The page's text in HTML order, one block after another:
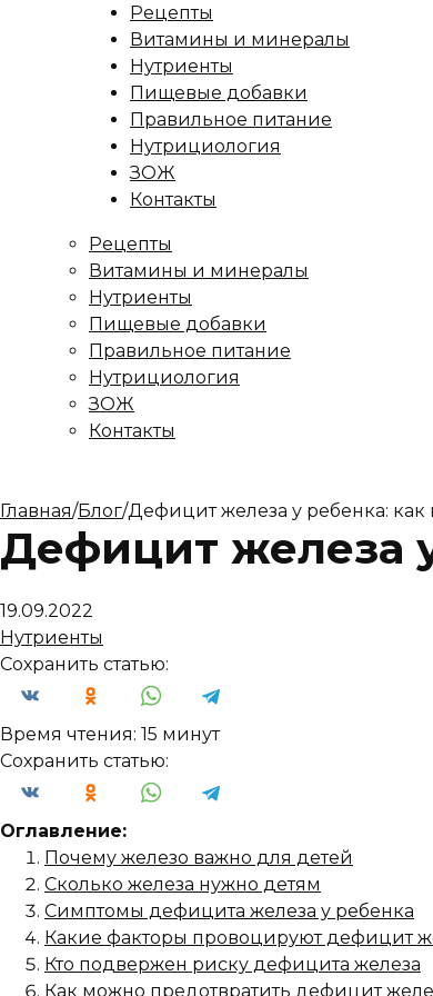
Рецепты
Витамины и минералы
Нутриенты
Пищевые добавки
Правильное питание
Нутрициология
ЗОЖ
Контакты
Рецепты
Витамины и минералы
Нутриенты
Пищевые добавки
Правильное питание
Нутрициология
ЗОЖ
Контакты
Главная/Блог/Дефицит железа у ребенка: как
Дефицит железа
19.09.2022
Нутриенты
Сохранить статью:
Время чтения: 15 минут
Сохранить статью:
Оглавление:
Почему железо важно для детей
Сколько железа нужно детям
Симптомы дефицита железа у ребенка
Какие факторы провоцируют дефицит
Кто подвержен риску дефицита железа
Как можно предотвратить дефицит